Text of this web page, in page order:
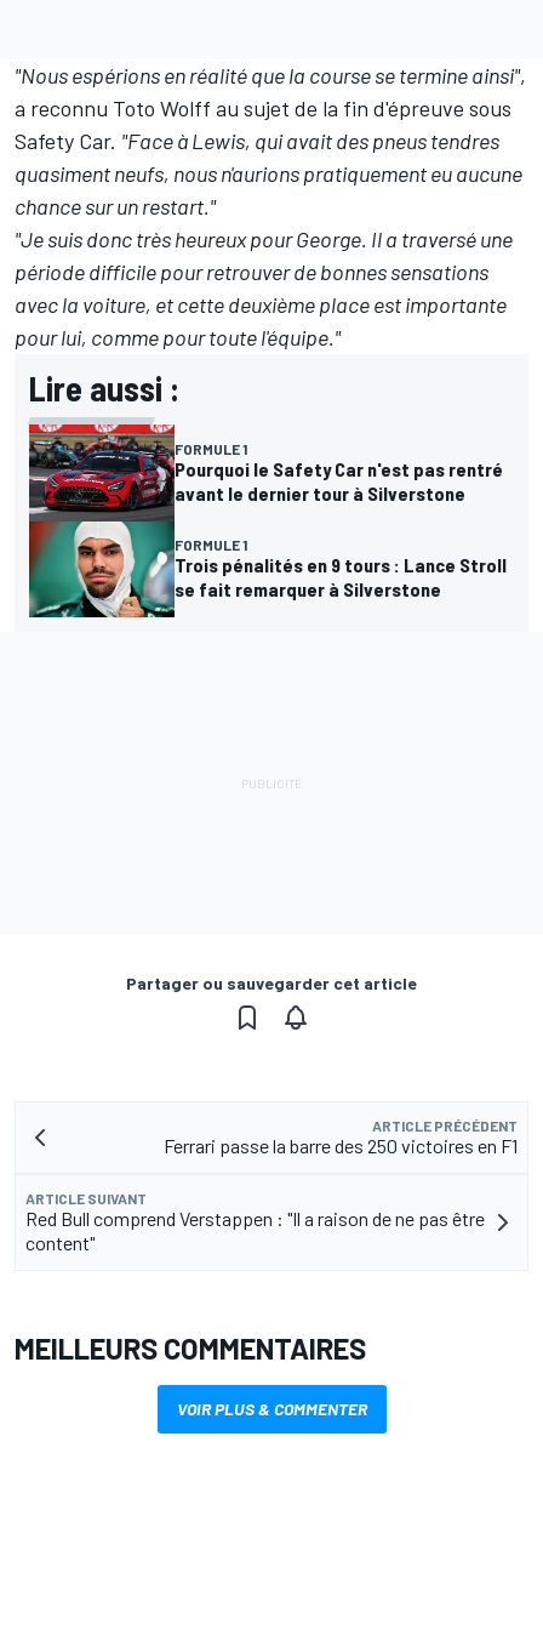
"Nous espérions en réalité que la course se termine ainsi",
a reconnu Toto Wolff au sujet de la fin d'épreuve sous
Safety Car. "Face à Lewis, qui avait des pneus tendres
quasiment neufs, nous n'aurions pratiquement eu aucune
chance sur un restart."
"Je suis donc très heureux pour George. Il a traversé une
période difficile pour retrouver de bonnes sensations
avec la voiture, et cette deuxième place est importante
pour lui, comme pour toute l'équipe."
Lire aussi :
FORMULE 1
Pourquoi le Safety Car n'est pas rentré
avant le dernier tour à Silverstone
FORMULE 1
Trois pénalités en 9 tours : Lance Stroll
se fait remarquer à Silverstone
Partager ou sauvegarder cet article
ARTICLE PRÉCÉDENT
Ferrari passe la barre des 250 victoires en F1
ARTICLE SUIVANT
Red Bull comprend Verstappen : "Il a raison de ne pas être
content"
MEILLEURS COMMENTAIRES
VOIR PLUS & COMMENTER